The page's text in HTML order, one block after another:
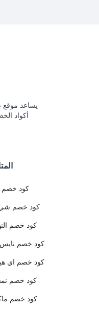
يساعد
أكواد
كود خصم
كود خصم
كود خصم
كود خصم
كود خصم اي
كود خصم
كود خصم